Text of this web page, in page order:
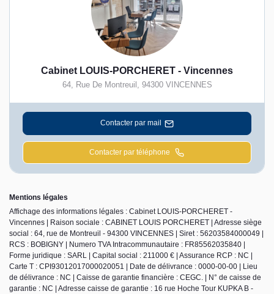
Cabinet LOUIS-PORCHERET - Vincennes
64, Rue De Montreuil , 94300 VINCENNES
Contacter par mail
Contacter par téléphone
Mentions légales
Affichage des informations légales : Cabinet LOUIS-PORCHERET -
Vincennes | Raison sociale : CABINET LOUIS PORCHERET | Adresse siège
social : 64, rue de Montreuil - 94300 VINCENNES | Siret : 56203584000049 |
RCS : BOBIGNY | Numero TVA Intracommunautaire : FR85562035840 |
Forme juridique : SARL | Capital social : 211000 € | Assurance RCP : NC |
Carte T : CPI93012017000020051 | Date de délivrance : 0000-00-00 | Lieu
de délivrance : NC | Caisse de garantie financière : CEGC. | N° de caisse de
garantie : NC | Adresse caisse de garantie : 16 rue Hoche Tour KUPKA B -